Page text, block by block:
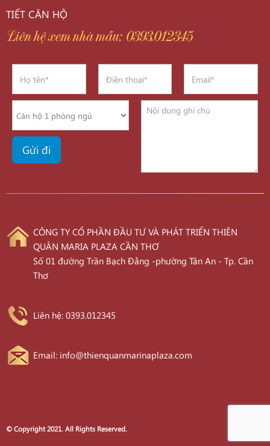
TIẾT CĂN HỘ
Liên hệ xem nhà mẫu: 0393.012345
CÔNG TY CỔ PHẦN ĐẦU TƯ VÀ PHÁT TRIỂN THIÊN
QUÂN MARIA PLAZA CẦN THƠ
Số 01 đường Trần Bạch Đằng -phường Tân An - Tp. Cần
Thơ
Liên hệ: 0393.012345
Email: info@thienquanmarinaplaza.com
© Copyright 2021. All Rights Reserved.